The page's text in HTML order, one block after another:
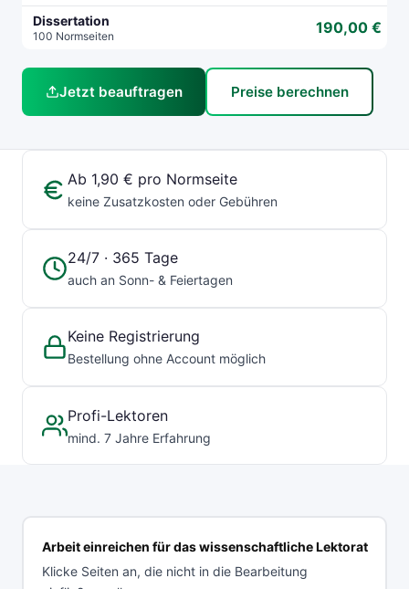
Dissertation
100 Normseiten 190,00 €
Jetzt beauftragen Preise berechnen
Ab 1,90 € pro Normseite
keine Zusatzkosten oder Gebühren
24/7 · 365 Tage
auch an Sonn- & Feiertagen
Keine Registrierung
Bestellung ohne Account möglich
Profi-Lektoren
mind. 7 Jahre Erfahrung
Arbeit einreichen für das wissenschaftliche Lektorat
Klicke Seiten an, die nicht in die Bearbeitung